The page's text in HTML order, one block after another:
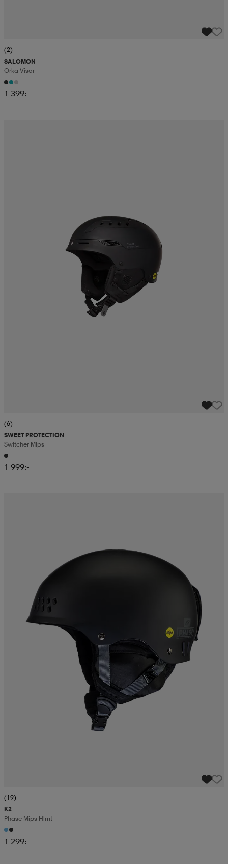
(2)
SALOMON
Orka Visor
1 399:-
(6)
SWEET PROTECTION
Switcher Mips
1 999:-
(19)
K2
Phase Mips Hlmt
1 299:-